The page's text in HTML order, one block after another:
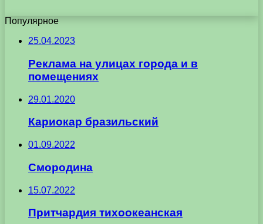
Популярное
25.04.2023
Реклама на улицах города и в
помещениях
29.01.2020
Кариокар бразильский
01.09.2022
Смородина
15.07.2022
Притчардия тихоокеанская